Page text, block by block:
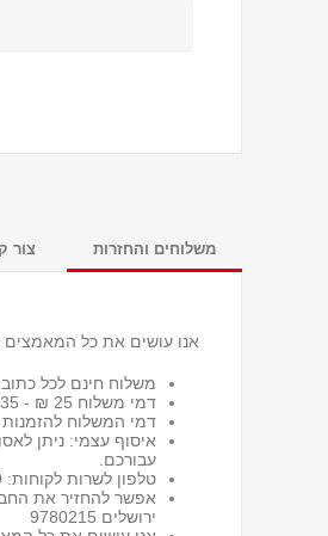
משלוחים והחזרות צור
אנו עושים את כל המאמצים
משלוח חינם לכל כתובת
דמי משלוח 25 ₪ - 35 ₪ לכל כתובת בישראל
דמי המשלוח להזמנות של פחות מ-299 ₪ מחושב לפי
איסוף עצמי: ניתן
עבורכם.
טלפון לשרות לקוחות: 03-6241049 ניתן להחזיר כל הזמנה או חלק ממנה תוך 30 יום מיום קבלתה, ללא שאלות מיותרות*
ירושלים 9780215